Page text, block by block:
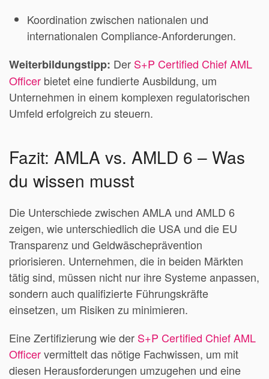
Koordination zwischen nationalen und
internationalen Compliance-Anforderungen.
Weiterbildungstipp: Der S+P Certified Chief AML
Officer bietet eine fundierte Ausbildung, um
Unternehmen in einem komplexen regulatorischen
Umfeld erfolgreich zu steuern.
Fazit: AMLA vs. AMLD 6 – Was
du wissen musst
Die Unterschiede zwischen AMLA und AMLD 6
zeigen, wie unterschiedlich die USA und die EU
Transparenz und Geldwäscheprävention
priorisieren. Unternehmen, die in beiden Märkten
tätig sind, müssen nicht nur ihre Systeme anpassen,
sondern auch qualifizierte Führungskräfte
einsetzen, um Risiken zu minimieren.
Eine Zertifizierung wie der S+P Certified Chief AML
Officervermittelt das nötige Fachwissen, um mit
diesen Herausforderungen umzugehen und eine